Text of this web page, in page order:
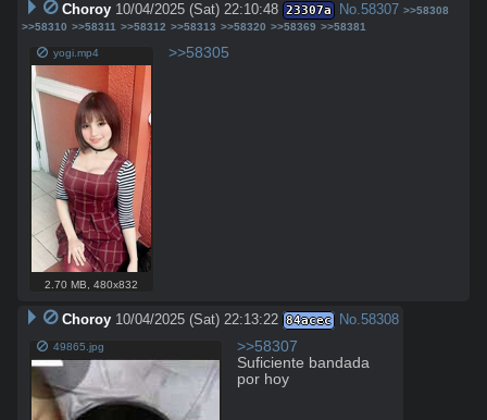
Choroy 10/04/2025 (Sat) 22:10:48 23307a No.58307 >>58308
>>58310 >>58311 >>58312 >>58313 >>58320 >>58369 >>58381
yogi.mp4
2.70 MB,480x832
>>58305
Choroy 10/04/2025 (Sat) 22:13:22 84acec No. 58308
49865.jpg
>>58307
Suficiente bandada
por hoy